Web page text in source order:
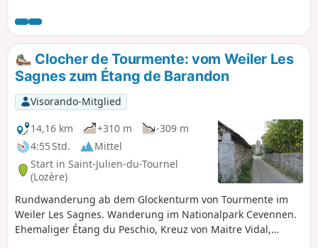
ungewöhnliche Landschaft bietet im
Sommer einen angenehm kühlen Ort.
Durchqueren Sie das kleine Dorf La Borie mit
seinen typischen Häusern im Stil des
Causse, das am Fuße des Mont Lozère liegt.
Clocher de Tourmente: vom Weiler Les
Sagnes zum Étang de Barandon
Visorando-Mitglied
14,16 km
+310 m
-309 m
4:55 Std.
Mittel
Start in Saint-Julien-du-Tournel
(Lozère)
Rundwanderung ab dem Glockenturm von Tourmente im
Weiler Les Sagnes. Wanderung im Nationalpark Cevennen.
Ehemaliger Étang du Peschio, Kreuz von Maitre Vidal,